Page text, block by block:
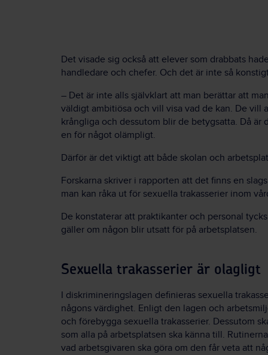
Det visade sig också att elever som drabbats
handledare och chefer. Och det är inte så
– Det är inte alls självklart att man berättar att
väldigt ambitiösa och vill visa vad de kan. De vill
krångliga och dessutom blir de betygsatta. Då
en för något olämpligt.
Därför är det viktigt att både skolan och
Forskarna skriver i rapporten att det finns en
man kan råka ut för sexuella trakasserier inom
De konstaterar att praktikanter och personal
gäller om någon blir utsatt för på arbetsplatsen.
Sexuella trakasserier är olagligt
I diskrimineringslagen definieras sexuella
någons värdighet. Enligt den lagen och
och förebygga sexuella trakasserier. Dessutom
som alla på arbetsplatsen ska känna till.
vad arbetsgivaren ska göra om den får veta att